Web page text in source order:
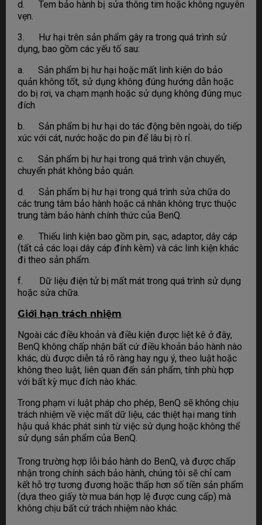
d. Tem bảo hành bị sửa thông tim hoặc không nguyên
vẹn.
3. Hư hại trên sản phẩm gây ra trong quá trình sử
dụng, bao gồm các yếu tố sau:
a. Sản phẩm bị hư hại hoặc mất linh kiện do bảo
quản không tốt, sử dụng không đúng hướng dẫn hoặc
do bị rơi, va chạm mạnh hoặc sử dụng không đúng mục
đích
b. Sản phẩm bị hư hại do tác động bên ngoài, do tiếp
xúc với cát, nước hoặc do pin để lâu bị rò rỉ.
c. Sản phẩm bị hư hại trong quá trình vận chuyển,
chuyển phát không bảo quản.
d. Sản phẩm bị hư hại trong quá trình sửa chữa do
các trung tâm bảo hành hoặc cá nhân không trực thuộc
trung tâm bảo hành chính thức của BenQ.
e. Thiếu linh kiện bao gồm pin, sạc, adaptor, dây cáp
(tất cả các loại dây cáp đính kèm) và các linh kiện khác
đi theo sản phẩm.
f. Dữ liệu điện tử bị mất mát trong quá trình sử dụng
hoặc sửa chữa.
Giới hạn trách nhiệm
Ngoài các điều khoản và điều kiện được liệt kê ở đây,
BenQ không chấp nhận bất cứ điều khoản bảo hành nào
khác, dù được diễn tả rõ ràng hay ngụ ý, theo luật hoặc
không theo luật, liên quan đến sản phẩm, tính phù hợp
với bất kỳ mục đích nào khác.
Trong phạm vi luật pháp cho phép, BenQ sẽ không chịu
trách nhiệm về việc mất dữ liệu, các thiệt hại mang tính
hậu quả khác phát sinh từ việc sử dụng hoặc không thể
sử dụng sản phẩm của BenQ.
Trong trường hợp lỗi bảo hành do BenQ, và được chấp
nhận trong chính sách bảo hành, chúng tôi sẽ chỉ cam
kết hỗ trợ tương đương hoặc thấp hơn số tiền sản phẩm
(dựa theo giấy tờ mua bán hợp lệ được cung cấp) mà
không chịu bất cứ trách nhiệm nào khác.